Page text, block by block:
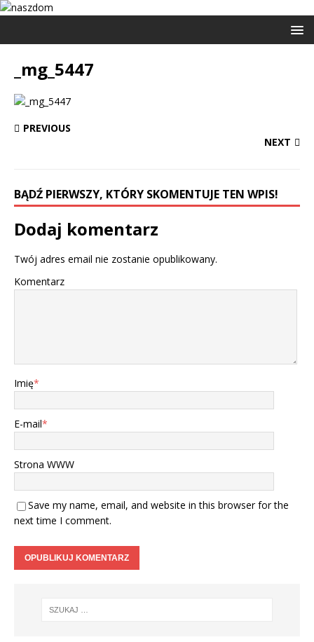
_mg_5447
PREVIOUS
NEXT
BĄDŹ PIERWSZY, KTÓRY SKOMENTUJE TEN WPIS!
Dodaj komentarz
Twój adres email nie zostanie opublikowany.
Komentarz
Imię*
E-mail*
Strona WWW
Save my name, email, and website in this browser for the
next time I comment.